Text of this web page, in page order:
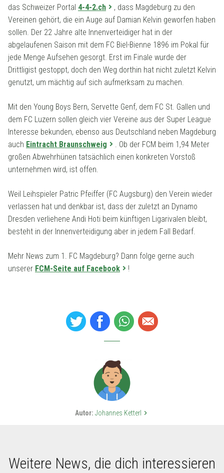
das Schweizer Portal 4-4-2.ch
, dass Magdeburg zu den
Vereinen gehört, die ein Auge auf Damian Kelvin geworfen haben
sollen. Der 22 Jahre alte Innenverteidiger hat in der
abgelaufenen Saison mit dem FC Biel-Bienne 1896 im Pokal für
jede Menge Aufsehen gesorgt. Erst im Finale wurde der
Drittligist gestoppt, doch den Weg dorthin hat nicht zuletzt Kelvin
genutzt, um mächtig auf sich aufmerksam zu machen.
Mit den Young Boys Bern, Servette Genf, dem FC St. Gallen und
dem FC Luzern sollen gleich vier Vereine aus der Super League
Interesse bekunden, ebenso aus Deutschland neben Magdeburg
auch Eintracht Braunschweig
. Ob der FCM beim 1,94 Meter
großen Abwehrhünen tatsächlich einen konkreten Vorstoß
unternehmen wird, ist offen.
Weil Leihspieler Patric Pfeiffer (FC Augsburg) den Verein wieder
verlassen hat und denkbar ist, dass der zuletzt an Dynamo
Dresden verliehene Andi Hoti beim künftigen Ligarivalen bleibt,
besteht in der Innenverteidigung aber in jedem Fall Bedarf.
Mehr News zum 1. FC Magdeburg? Dann folge gerne auch
unserer FCM-Seite auf Facebook !
Autor: Johannes Ketterl keyboard_arrow_right
Weitere News, die dich interessieren